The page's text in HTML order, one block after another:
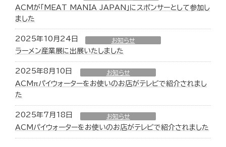
ACMが「MEAT MANIA JAPAN」にスポンサーとして参加し
ました
2025年10月24日 お知らせ
ラーメン産業展に出展いたしました
2025年8月10日 お知らせ
ACMπパイウォーターをお使いのお店がテレビで紹介されまし
た
2025年7月18日 お知らせ
ACMパイウォーターをお使いのお店がテレビで紹介されました